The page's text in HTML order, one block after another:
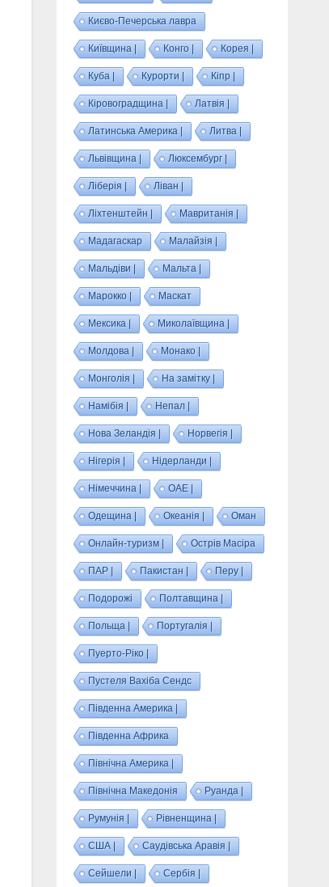
Києво-Печерська лавра
Київщина | Конго | Корея |
Куба | Курорти | Кіпр |
Кіровоградщина | Латвія |
Латинська Америка | Литва |
Львівщина | Люксембург |
Ліберія | Ліван |
Ліхтенштейн | Мавританія |
Мадагаскар Малайзія |
Мальдіви | Мальта |
Марокко | Маскат
Мексика | Миколаївщина |
Молдова | Монако |
Монголія | На замітку |
Намібія | Непал |
Нова Зеландія | Норвегія |
Нігерія | Нідерланди |
Німеччина | ОАЕ |
Одещина | Океанія | Оман
Онлайн-туризм | Острів Масіра
ПАР | Пакистан | Перу |
Подорожі Полтавщина |
Польща | Португалія |
Пуерто-Ріко |
Пустеля Вахіба Сендс
Південна Америка |
Південна Африка
Північна Америка |
Північна Македонія Руанда |
Румунія | Рівненщина |
США | Саудівська Аравія |
Сейшели | Сербія |